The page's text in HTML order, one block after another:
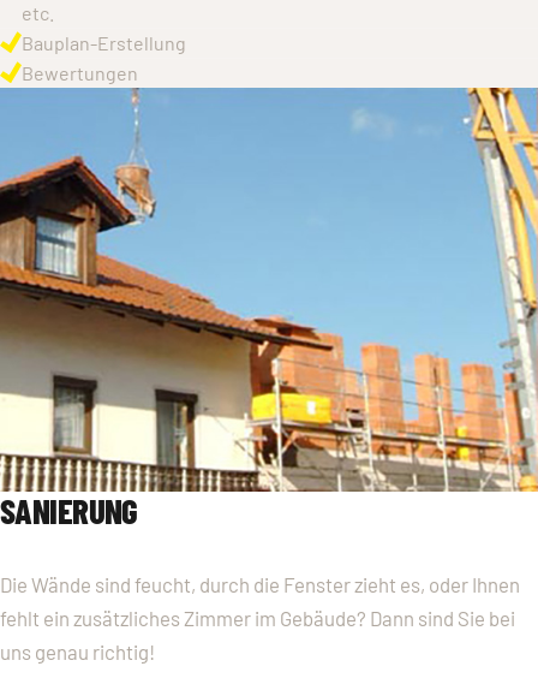
etc.
Bauplan-Erstellung
Bewertungen
SANIERUNG
Die Wände sind feucht, durch die Fenster zieht es, oder Ihnen
fehlt ein zusätzliches Zimmer im Gebäude? Dann sind Sie bei
uns genau richtig!